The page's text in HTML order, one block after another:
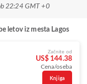
22:24 GMT +0
letov iz mesta Lagos
Začnite od
US$ 144.38
Cena/oseba
Knjiga